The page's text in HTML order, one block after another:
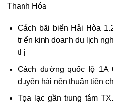
Thanh Hóa
Cách bãi biển Hải Hòa
triển kinh doanh du lịch
thị
Cách đường quốc lộ 1A
duyên hải nên thuận tiện
Tọa lạc gần trung tâm